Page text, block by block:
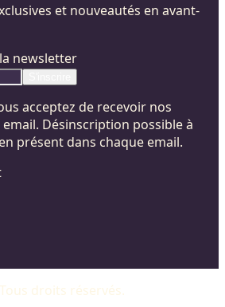
et nouveautés en avant-
newsletter
acceptez de recevoir nos
Désinscription possible à
présent dans chaque email.
droits réservés.